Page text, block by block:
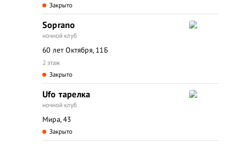
Закрыто
Soprano
ночной клуб
60 лет Октября, 11Б
2 этаж
Закрыто
Ufo тарелка
ночной клуб
Мира, 43
Закрыто